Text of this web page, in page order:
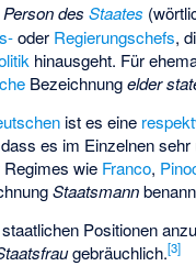
Person desStaates
oder Regierungschefs,
hinausgeht. Für
Bezeichnungelder
ist es eine
es im Einzelnen
Regimes wie Franco,
Staatsmann
Positionen
gebräuchlich.[3]